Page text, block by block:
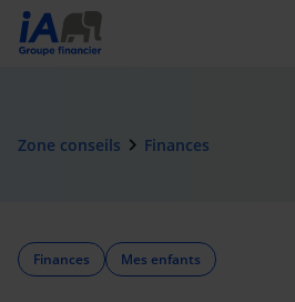
Zone conseils navigate_next Finances
Finances Mes enfants